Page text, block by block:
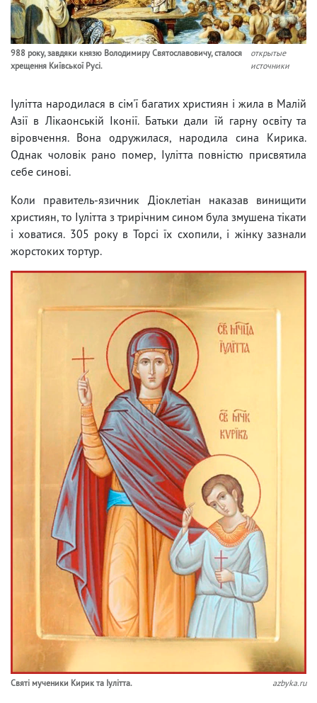
988 року, завдяки князю Володимиру Святославовичу, сталося
хрещення Київської Русі.
открытые
источники
Іулітта народилася в сім'ї багатих християн і жила в Малій
Азії в Лікаонській Іконії. Батьки дали їй гарну освіту та
віровчення. Вона одружилася, народила сина Кирика.
Однак чоловік рано помер, Іулітта повністю присвятила
себе синові.
Коли правитель-язичник Діоклетіан наказав винищити
християн, то Іулітта з трирічним сином була змушена тікати
і ховатися. 305 року в Торсі їх схопили, і жінку зазнали
жорстоких тортур.
Святі мученики Кирик та Іулітта. azbyka.ru